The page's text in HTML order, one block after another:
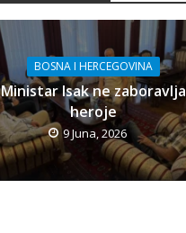
BOSNA I HERCEGOVINA
Ministar Isak ne zaboravlja
heroje
9 Juna, 2026